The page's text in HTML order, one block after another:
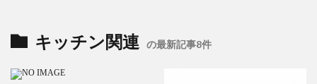
キッチン関連 の最新記事8件